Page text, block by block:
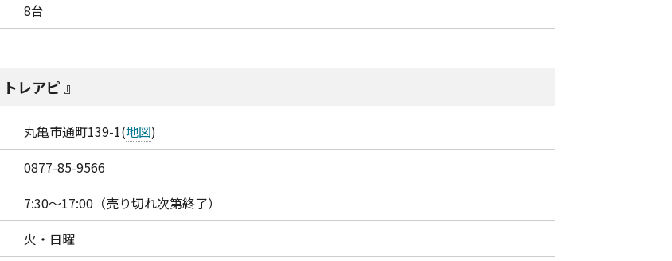
8台
レアピ
丸亀市通町139-1(地図)
0877-85-9566
7:30～17:00（売り切れ次第終了）
火・日曜